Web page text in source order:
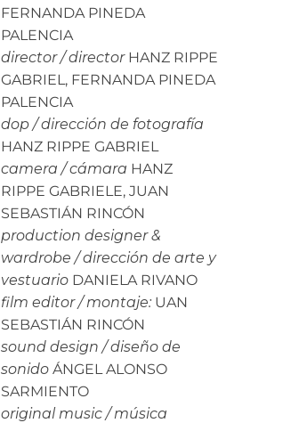
FERNANDA PINEDA
PALENCIA
director / director HANZ RIPPE
GABRIEL, FERNANDA PINEDA
PALENCIA
dop / dirección de fotografía
HANZ RIPPE GABRIEL
camera / cámara HANZ
RIPPE GABRIELE, JUAN
SEBASTIÁN RINCÓN
production designer &
wardrobe / dirección de arte y
vestuario DANIELA RIVANO
film editor / montaje:UAN
SEBASTIÁN RINCÓN
sound design / diseño de
sonido ÁNGEL ALONSO
SARMIENTO
original music / música